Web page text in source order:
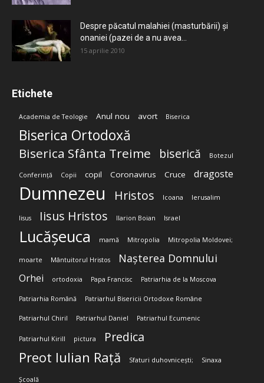
Despre păcatul malahiei (masturbării) şi
onaniei (pazei de a nu avea...
15 aprilie 2010
Etichete
Academia de Teologie Anul nou avort Biserica
Biserica Ortodoxă
Biserica Sfânta Treime biserică Botezul
Conferință Copii copil Coronavirus Cruce dragoste
Dumnezeu Hristos Icoana Ierusalim
Iisus Iisus Hristos Ilarion Boian Israel
Lucășeuca mamă Mitropolia Mitropolia Moldovei;
moarte Mântuitorul Hristos Nașterea Domnului
Orhei ortodoxia Papa Francisc Patriarhia de la Moscova
Patriarhia Română Patriarhul Bisericii Ortodoxe Române
Patriarhul Chiril Patriarhul Daniel Patriarhul Ecumenic
Patriarhul Kirill pictura Predica
Preot Iulian Rață Sfaturi duhovnicești; Sinaxa
Școală